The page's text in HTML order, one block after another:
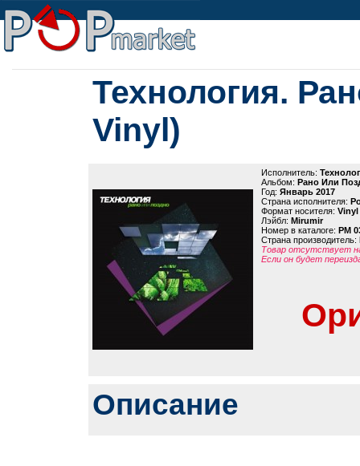
Технология.
Vinyl)
Исполнитель:
Альбом: Рано Или
Год: Январь 2017
Страна исполнителя:
Формат носителя: Vinyl
Лэйбл: Mirumir
Номер в каталоге: PM
Страна производитель:
Товар отсутствует
Если он будет
Описание